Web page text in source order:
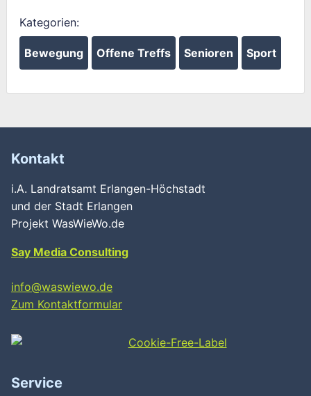
Kategorien:
Bewegung Offene Treffs Senioren Sport
Kontakt
i.A. Landratsamt Erlangen-Höchstadt
und der Stadt Erlangen
Projekt WasWieWo.de
Say Media Consulting
info@waswiewo.de
Zum Kontaktformular
Service